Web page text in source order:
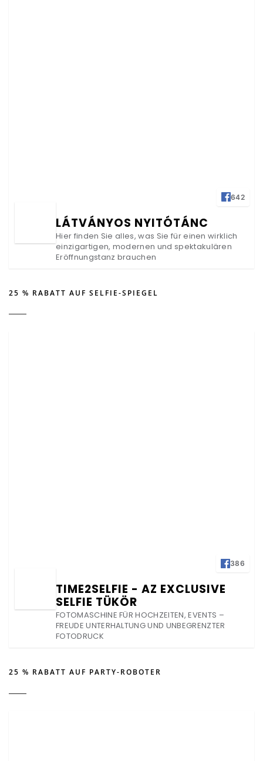
642
LÁTVÁNYOS NYITÓTÁNC
Hier finden Sie alles, was Sie für einen wirklich
einzigartigen, modernen und spektakulären
Eröffnungstanz brauchen
25 % RABATT AUF SELFIE-SPIEGEL
386
TIME2SELFIE - AZ EXCLUSIVE
SELFIE TÜKÖR
FOTOMASCHINE FÜR HOCHZEITEN, EVENTS –
FREUDE UNTERHALTUNG UND UNBEGRENZTER
FOTODRUCK
25 % RABATT AUF PARTY-ROBOTER